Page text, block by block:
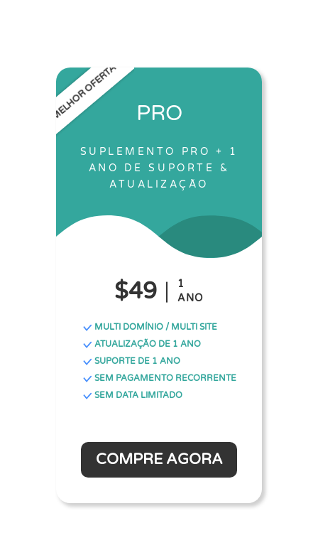
MELHOR OFERTA PRO
SUPLEMENTO PRO + 1
ANO DE SUPORTE &
ATUALIZAÇÃO
$49
1
ANO
MULTI DOMÍNIO / MULTI SITE
ATUALIZAÇÃO DE 1 ANO
SUPORTE DE 1 ANO
SEM PAGAMENTO RECORRENTE
SEM DATA LIMITADO
COMPRE AGORA